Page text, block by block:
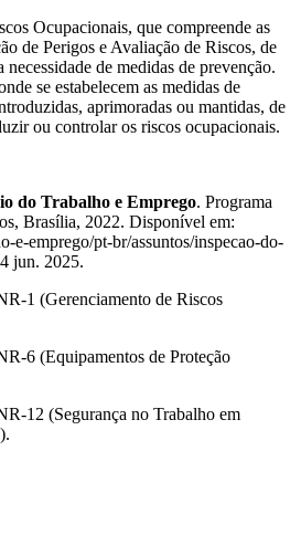
Ocupacionais, que compreende as
de Perigos e Avaliação de Riscos, de
necessidade de medidas de prevenção.
se estabelecem as medidas de
aprimoradas ou mantidas, de
ou controlar os riscos ocupacionais.
do Trabalho e Emprego. Programa
Brasília, 2022. Disponível em:
e-emprego/pt-br/assuntos/inspecao-do-
jun. 2025.
1 (Gerenciamento de Riscos
6 (Equipamentos de Proteção
12 (Segurança no Trabalho em